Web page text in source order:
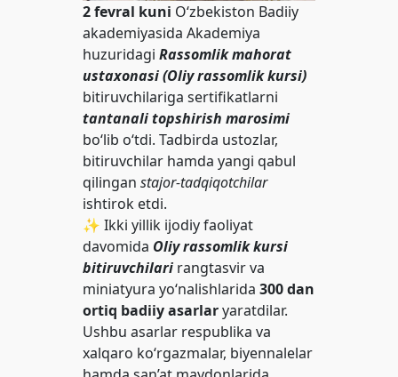
2 fevral kuni O‘zbekiston Badiiy
akademiyasida Akademiya
huzuridagiRassomlik mahorat
ustaxonasi (Oliy rassomlik kursi)
bitiruvchilariga sertifikatlarni
tantanali topshirish marosimi
bo‘lib o‘tdi. Tadbirda ustozlar,
bitiruvchilar hamda yangi qabul
qilinganstajor-tadqiqotchilar
ishtirok etdi.
✨ Ikki yillik ijodiy faoliyat
davomida Oliy rassomlik kursi
bitiruvchilari rangtasvir va
miniatyura yo‘nalishlarida300 dan
ortiq badiiy asarlaryaratdilar.
Ushbu asarlar respublika va
xalqaro ko‘rgazmalar, biyennalelar